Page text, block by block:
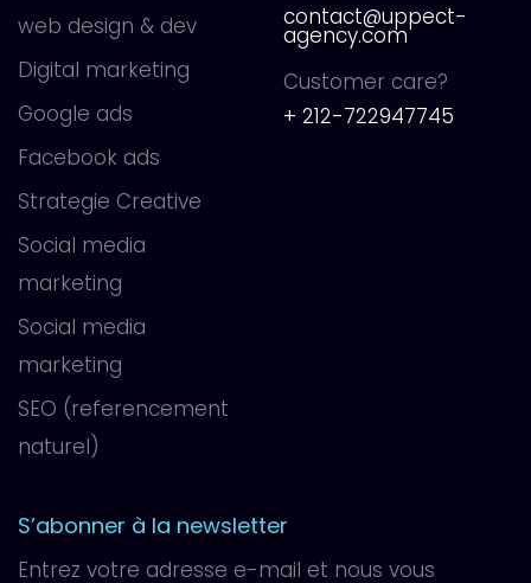
web design & dev
Digital marketing
Google ads
Facebook ads
Strategie Creative
Social media
marketing
Social media
marketing
SEO (referencement
naturel)
contact@uppect-
agency.com
Customer care?
+ 212-722947745
S’abonner à la newsletter
Entrez votre adresse e-mail et nous vous